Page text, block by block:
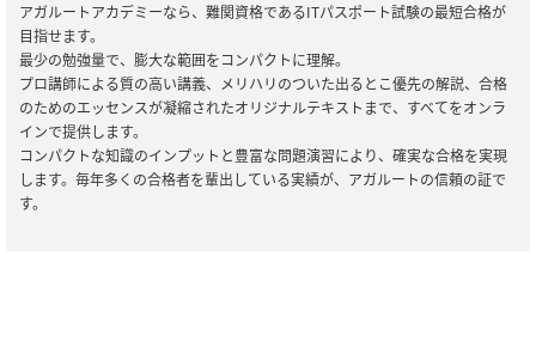
2024/04/26 全資格種
【カスタマーセンター】 ゴールデンウィークのご対応に関するご案
内
2024/01/04 全資格種
令和6年能登半島地震で被災された皆様へのお見舞いと配送への影
アガルートアカデミーなら、難関資格であるITパスポート試験の最短合格が
目指せます。
最少の勉強量で、膨大な範囲をコンパクトに理解。
プロ講師による質の高い講義、メリハリのついた出るとこ優先の解説、合格
のためのエッセンスが凝縮されたオリジナルテキストまで、すべてをオンラ
インで提供します。
コンパクトな知識のインプットと豊富な問題演習により、確実な合格を実現
します。毎年多くの合格者を輩出している実績が、アガルートの信頼の証で
す。